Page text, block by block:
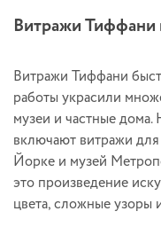
Витражи Тиффани
Витражи Тиффани
работы украсили
музеи и частные
включают витражи
Йорке и музей
это произведение
цвета, сложные узоры